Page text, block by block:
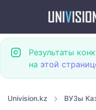
Результаты
на этой
Univision.kz ВУЗы